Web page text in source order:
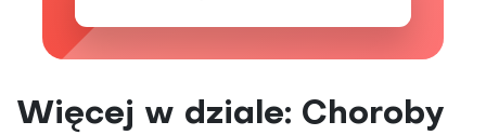
Więcej w dziale: Choroby